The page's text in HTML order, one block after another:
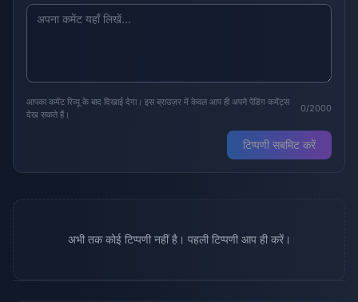
आपका कमेंट रिव्यू के बाद दिखाई देगा। इस ब्राउज़र में केवल आप ही अपने पेंडिंग कमेंट्स
देख सकते हैं।
0/2000
टिप्पणी सबमिट करें
अभी तक कोई टिप्पणी नहीं है। पहली टिप्पणी आप ही करें।